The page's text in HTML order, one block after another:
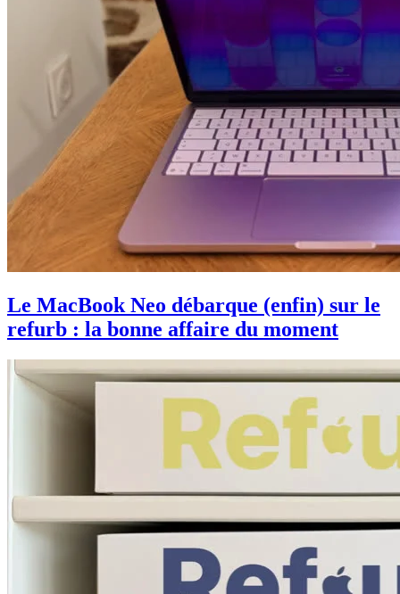
Le MacBook Neo débarque (enfin) sur le
refurb : la bonne affaire du moment